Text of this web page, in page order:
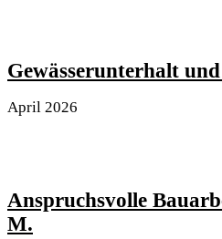
Gewässerunterhalt
April 2026
Anspruchsvolle
M.